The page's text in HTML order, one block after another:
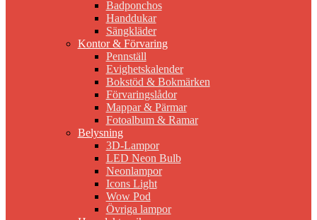
Badponchos
Handdukar
Sängkläder
Kontor & Förvaring
Pennställ
Evighetskalender
Bokstöd & Bokmärken
Förvaringslådor
Mappar & Pärmar
Fotoalbum & Ramar
Belysning
3D-Lampor
LED Neon Bulb
Neonlampor
Icons Light
Wow Pod
Övriga lampor